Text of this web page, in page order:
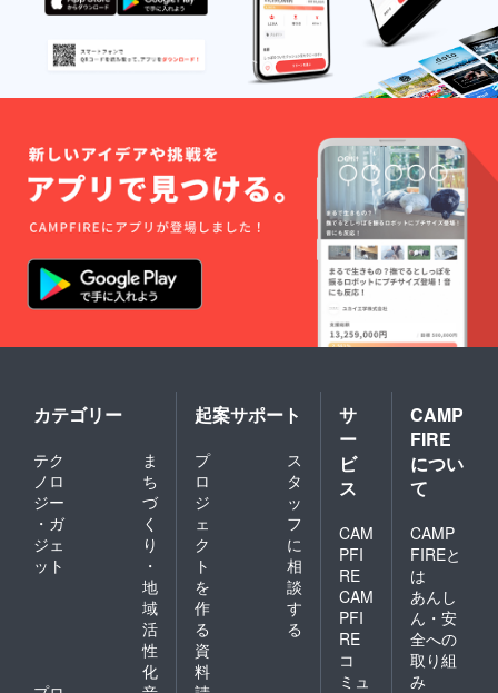
カテゴリー
テク
ノロ
ジー
・ガ
ジェ
ット
ま
ち
づ
く
り
・
地
域
活
性
化
起案サポート
プ
ロ
ジ
ェ
ク
ト
を
作
る
ス
タ
ッ
フ
に
相
談
す
る
資
料
サ
ー
ビ
ス
CAM
PFI
RE
CAM
PFI
RE
コ
ミュ
CAMP
FIRE
につい
て
CAMP
FIREと
は
あんし
ん・安
全への
取り組
み